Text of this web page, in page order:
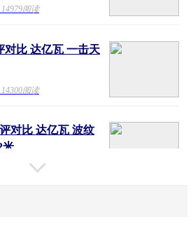
14979阅读
对比 达亿瓦 一击天
14300阅读
对比 达亿瓦 波纹
米
16147阅读